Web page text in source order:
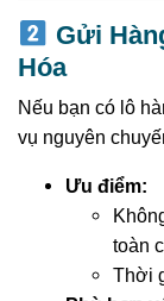
Gửi
Hóa
Nếu bạn có lô
vụ nguyên
Ưu điểm:
toàn
Thời